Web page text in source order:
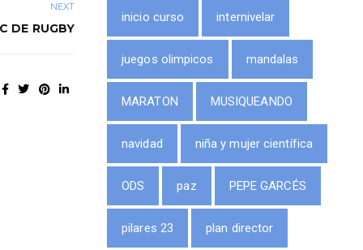
NEXT
DE RUGBY
inicio curso internivelar
juegos olimpicos mandalas
MARATON MUSIQUEANDO
navidad niña y mujer científica
ODS paz PEPE GARCÉS
pilares 23 plan director